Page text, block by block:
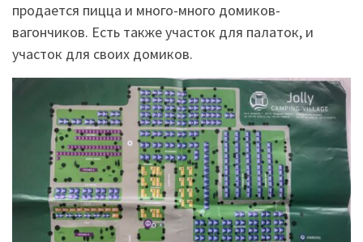
продается пицца и много-много домиков-
вагончиков. Есть также участок для палаток, и
участок для своих домиков.